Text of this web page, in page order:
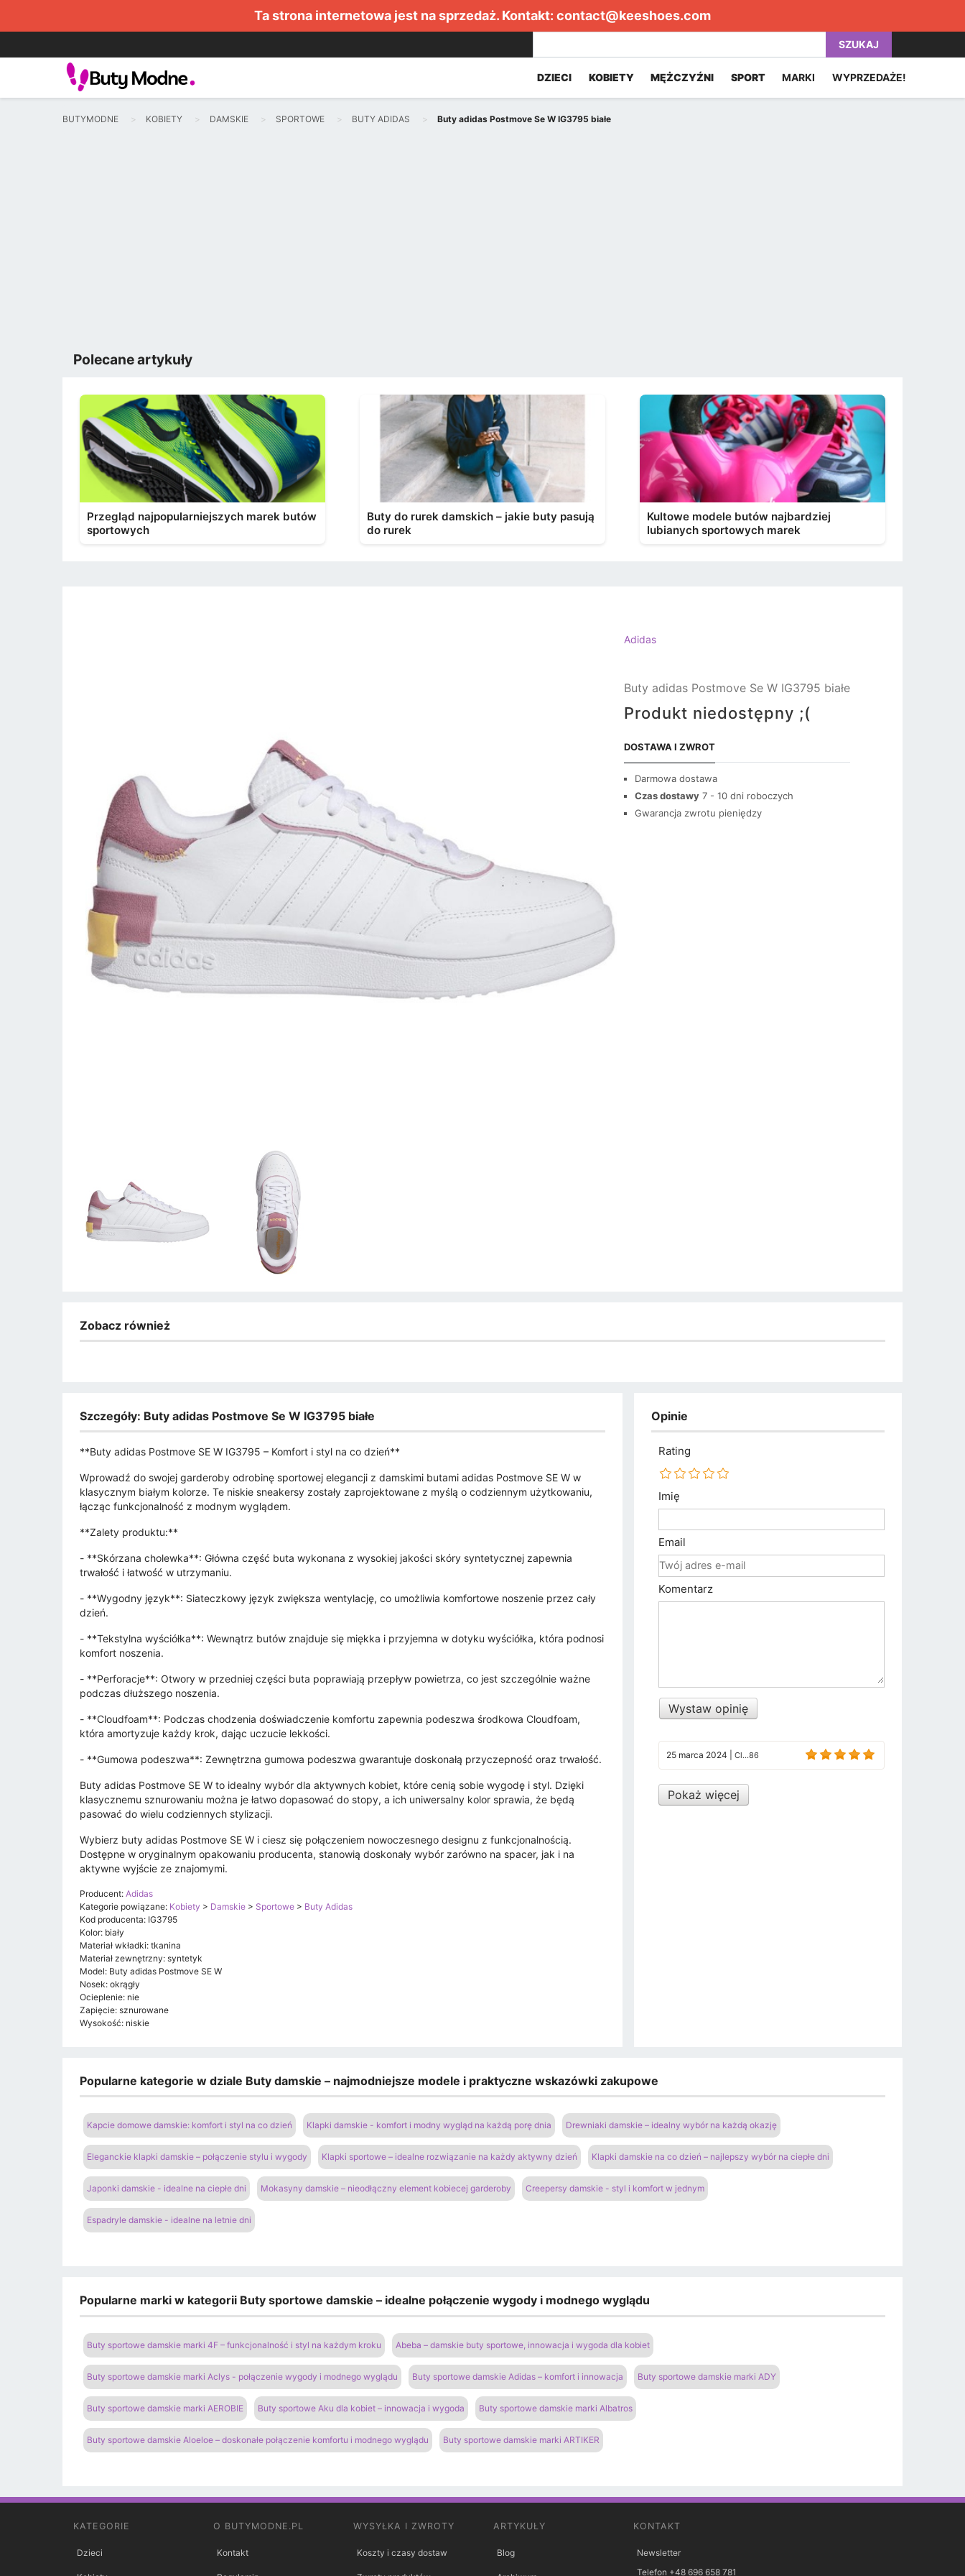
Ta strona internetowa jest na sprzedaż. Kontakt: contact@keeshoes.com
SZUKAJ
DZIECI KOBIETY MĘŻCZYŹNI SPORT MARKI WYPRZEDAŻE!
BUTYMODNE KOBIETY DAMSKIE SPORTOWE BUTY ADIDAS Buty adidas Postmove Se W IG3795 białe
Polecane artykuły
Przegląd najpopularniejszych marek butów
sportowych
Buty do rurek damskich – jakie buty pasują
do rurek
Kultowe modele butów najbardziej
lubianych sportowych marek
Adidas
Buty adidas Postmove Se W IG3795 białe
Produkt niedostępny ;(
DOSTAWA I ZWROT
Darmowa dostawa
Czas dostawy 7 - 10 dni roboczych
Gwarancja zwrotu pieniędzy
Zobacz również
Szczegóły: Buty adidas Postmove Se W IG3795 białe
**Buty adidas Postmove SE W IG3795 – Komfort i styl na co dzień**
Wprowadź do swojej garderoby odrobinę sportowej elegancji z damskimi butami adidas Postmove SE W w
klasycznym białym kolorze. Te niskie sneakersy zostały zaprojektowane z myślą o codziennym użytkowaniu,
łącząc funkcjonalność z modnym wyglądem.
**Zalety produktu:**
- **Skórzana cholewka**: Główna część buta wykonana z wysokiej jakości skóry syntetycznej zapewnia
trwałość i łatwość w utrzymaniu.
- **Wygodny język**: Siateczkowy język zwiększa wentylację, co umożliwia komfortowe noszenie przez cały
dzień.
- **Tekstylna wyściółka**: Wewnątrz butów znajduje się miękka i przyjemna w dotyku wyściółka, która podnosi
komfort noszenia.
- **Perforacje**: Otwory w przedniej części buta poprawiają przepływ powietrza, co jest szczególnie ważne
podczas dłuższego noszenia.
- **Cloudfoam**: Podczas chodzenia doświadczenie komfortu zapewnia podeszwa środkowa Cloudfoam,
która amortyzuje każdy krok, dając uczucie lekkości.
- **Gumowa podeszwa**: Zewnętrzna gumowa podeszwa gwarantuje doskonałą przyczepność oraz trwałość.
Buty adidas Postmove SE W to idealny wybór dla aktywnych kobiet, które cenią sobie wygodę i styl. Dzięki
klasycznemu sznurowaniu można je łatwo dopasować do stopy, a ich uniwersalny kolor sprawia, że będą
pasować do wielu codziennych stylizacji.
Wybierz buty adidas Postmove SE W i ciesz się połączeniem nowoczesnego designu z funkcjonalnością.
Dostępne w oryginalnym opakowaniu producenta, stanowią doskonały wybór zarówno na spacer, jak i na
aktywne wyjście ze znajomymi.
Producent: Adidas
Kategorie powiązane: Kobiety > Damskie > Sportowe > Buty Adidas
Kod producenta: IG3795
Kolor: biały
Materiał wkładki: tkanina
Materiał zewnętrzny: syntetyk
Model: Buty adidas Postmove SE W
Nosek: okrągły
Ocieplenie: nie
Zapięcie: sznurowane
Wysokość: niskie
Opinie
Rating
Imię
Email
Komentarz
Wystaw opinię
25 marca 2024 Cl...86
Pokaż więcej
Popularne kategorie w dziale Buty damskie – najmodniejsze modele i praktyczne wskazówki zakupowe
Kapcie domowe damskie: komfort i styl na co dzień Klapki damskie - komfort i modny wygląd na każdą porę dnia Drewniaki damskie – idealny wybór na każdą okazję
Eleganckie klapki damskie – połączenie stylu i wygody Klapki sportowe – idealne rozwiązanie na każdy aktywny dzień Klapki damskie na co dzień – najlepszy wybór na ciepłe dni
Japonki damskie - idealne na ciepłe dni Mokasyny damskie – nieodłączny element kobiecej garderoby Creepersy damskie - styl i komfort w jednym
Espadryle damskie - idealne na letnie dni
Popularne marki w kategorii Buty sportowe damskie – idealne połączenie wygody i modnego wyglądu
Buty sportowe damskie marki 4F – funkcjonalność i styl na każdym kroku Abeba – damskie buty sportowe, innowacja i wygoda dla kobiet
Buty sportowe damskie marki Aclys - połączenie wygody i modnego wyglądu Buty sportowe damskie Adidas – komfort i innowacja Buty sportowe damskie marki ADY
Buty sportowe damskie marki AEROBIE Buty sportowe Aku dla kobiet – innowacja i wygoda Buty sportowe damskie marki Albatros
Buty sportowe damskie Aloeloe – doskonałe połączenie komfortu i modnego wyglądu Buty sportowe damskie marki ARTIKER
KATEGORIE
Dzieci
O BUTYMODNE.PL
Kontakt
WYSYŁKA I ZWROTY
Koszty i czasy dostaw
ARTYKUŁY
Blog
KONTAKT
Newsletter
Telefon +48 696 658 781